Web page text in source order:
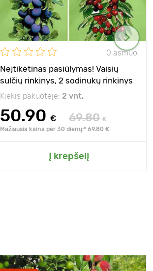
0 asmuo
Neįtikėtinas pasiūlymas! Vaisių
sulčių rinkinys, 2 sodinukų rinkinys
Kiekis pakuotėje: 2 vnt.
50.90 € 69.80 €
Mažiausia kaina per 30 dienų:* 69.80 €
Į krepšelį